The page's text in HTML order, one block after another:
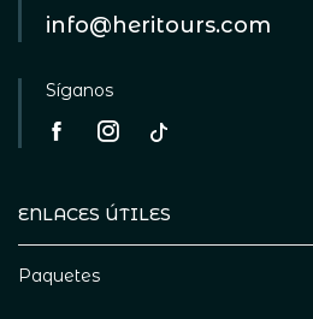
info@heritours.com
Síganos
ENLACES ÚTILES
Paquetes